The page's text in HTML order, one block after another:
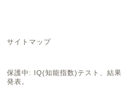
サイトマップ
保護中: IQ(知能指数)テスト、結果
発表。